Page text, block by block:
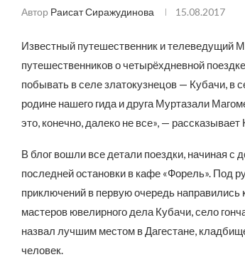
Автор Раисат Сиражудинова 15.08.2017
Известный путешественник и телеведущий
путешественников о четырёхдневной
побывать в селе златокузнецов — Кубачи, в
родине нашего гида и друга Муртазали
это, конечно, далеко не все», — рассказывает
В блог вошли все детали поездки, начиная с
последней остановки в кафе «Форель». Под
приключений в первую очередь
мастеров ювелирного дела Кубачи, село
назвал лучшим местом в Дагестане,
человек.